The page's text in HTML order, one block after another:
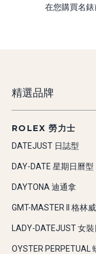
在您購買名
精選品牌
ROLEX 勞力士
DATEJUST 日誌型
DAY-DATE 星期日曆型
DAYTONA 迪通拿
GMT-MASTER II 格林威
LADY-DATEJUST 女
OYSTER PERPETUAL